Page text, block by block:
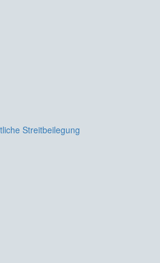
Streitbeilegung